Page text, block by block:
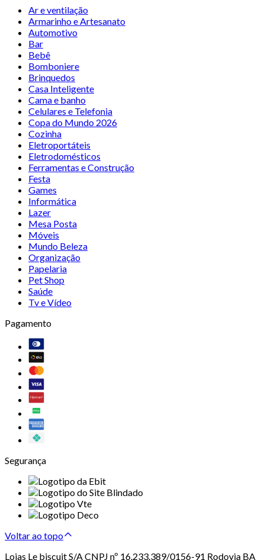
Ar e ventilação
Armarinho e Artesanato
Automotivo
Bar
Bebê
Bomboniere
Brinquedos
Casa Inteligente
Cama e banho
Celulares e Telefonia
Copa do Mundo 2026
Cozinha
Eletroportáteis
Eletrodomésticos
Ferramentas e Construção
Festa
Games
Informática
Lazer
Mesa Posta
Móveis
Mundo Beleza
Organização
Papelaria
Pet Shop
Saúde
Tv e Vídeo
Pagamento
Segurança
Voltar ao topo
Lojas Le biscuit S/A CNPJ nº 16.233.389/0156-91 Rodovia BA